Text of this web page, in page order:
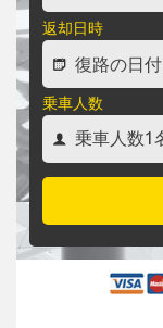
返却日時
乗車人数